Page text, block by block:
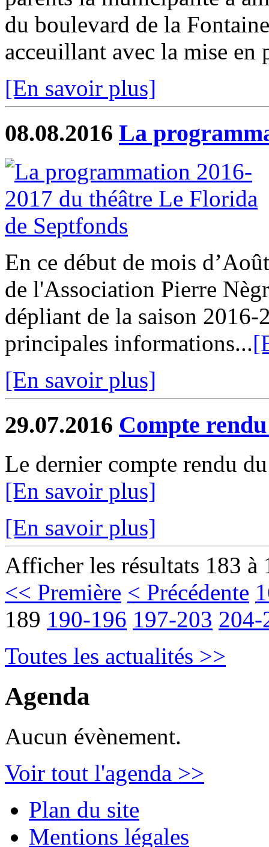
du boulevard de la
acceuillant avec la mise en
[En savoir plus]
08.08.2016 La
En ce début de mois
de l'Association Pierre
dépliant de la saison
principales informations...
[En savoir plus]
29.07.2016 Compte
Le dernier compte rendu
[En savoir plus]
[En savoir plus]
Afficher les résultats 183 à
<< Première < Précédente
189 190-196 197-203 204-
Toutes les actualités >>
Agenda
Aucun évènement.
Voir tout l'agenda >>
Plan du site
Mentions légales